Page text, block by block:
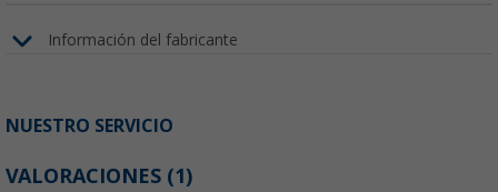
Información del fabricante
NUESTRO SERVICIO
VALORACIONES (1)